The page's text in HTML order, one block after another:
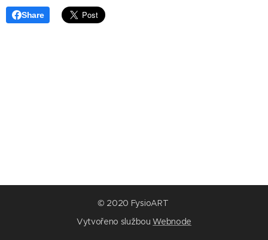
Share
© 2020 FysioART
Vytvořeno službouWebnode